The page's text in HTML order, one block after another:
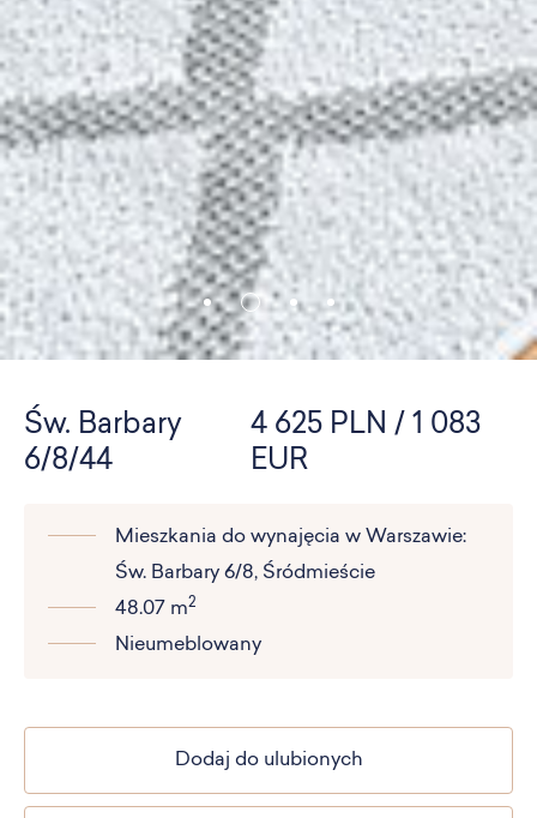
Św. Barbary
6/8/44
4 625 PLN / 1 083
EUR
Mieszkania do wynajęcia w Warszawie:
Św. Barbary 6/8, Śródmieście
48.07 m2
Nieumeblowany
Dodaj do ulubionych